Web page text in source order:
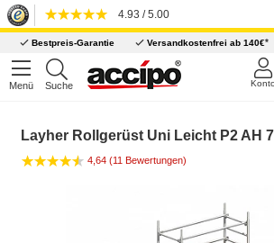
4.93 / 5.00
Bestpreis-Garantie Versandkostenfrei ab 140€*
Menü Suche Konto
Layher Rollgerüst Uni Leicht P2 AH
4,64 (11 Bewertungen)